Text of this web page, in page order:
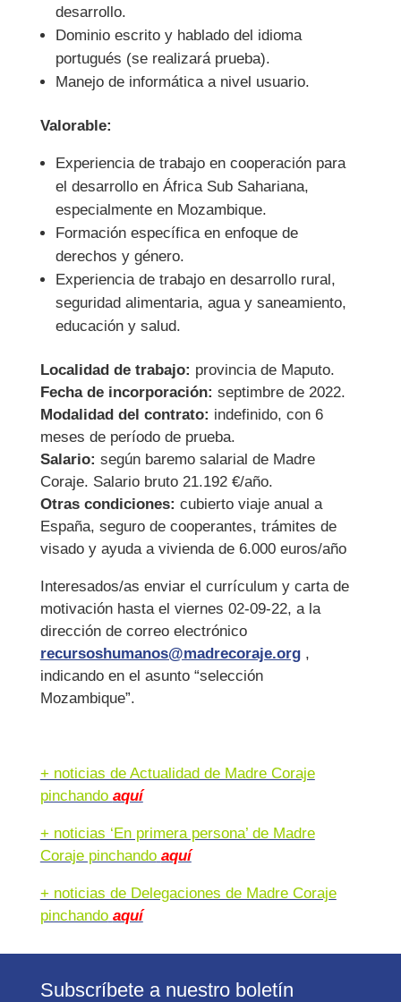
desarrollo.
Dominio escrito y hablado del idioma
portugués (se realizará prueba).
Manejo de informática a nivel usuario.
Valorable:
Experiencia de trabajo en cooperación para
el desarrollo en África Sub Sahariana,
especialmente en Mozambique.
Formación específica en enfoque de
derechos y género.
Experiencia de trabajo en desarrollo rural,
seguridad alimentaria, agua y saneamiento,
educación y salud.
Localidad de trabajo: provincia de Maputo.
Fecha de incorporación: septimbre de 2022.
Modalidad del contrato: indefinido, con 6
meses de período de prueba.
Salario: según baremo salarial de Madre
Coraje. Salario bruto 21.192 €/año.
Otras condiciones: cubierto viaje anual a
España, seguro de cooperantes, trámites de
visado y ayuda a vivienda de 6.000 euros/año
Interesados/as enviar el currículum y carta de
motivación hasta el viernes 02-09-22, a la
dirección de correo electrónico
recursoshumanos@madrecoraje.org,
indicando en el asunto “selección
Mozambique”.
+ noticias de Actualidad de Madre Coraje
pinchando aquí
+ noticias ‘En primera persona’ de Madre
Coraje pinchando aquí
+ noticias de Delegaciones de Madre Coraje
pinchando aquí
Subscríbete a nuestro boletín